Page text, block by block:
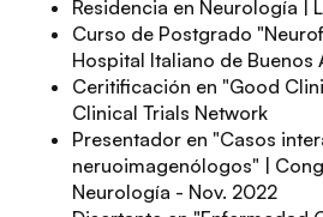
Residencia en Neurología |
Curso de Postgrado
Hospital Italiano de Buenos
Ceritificación en "Good
Clinical Trials Network
Presentador en "Casos
neruoimagenólogos" |
Neurología - Nov. 2022